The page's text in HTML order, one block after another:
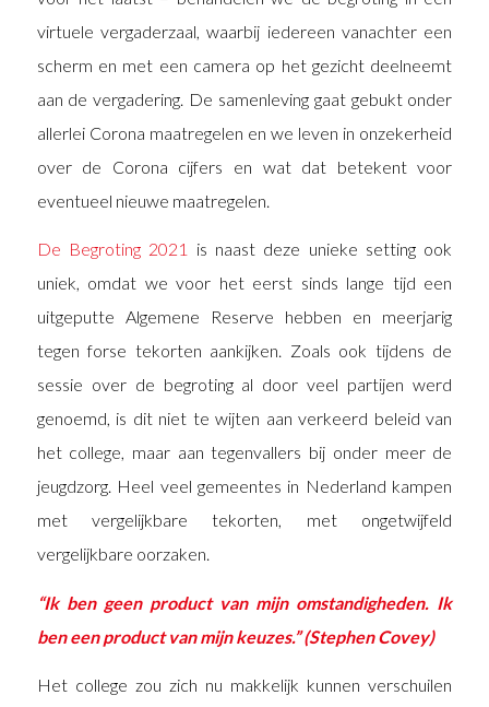
virtuele vergaderzaal, waarbij iedereen vanachter een
scherm en met een camera op het gezicht deelneemt
aan de vergadering. De samenleving gaat gebukt onder
allerlei Corona maatregelen en we leven in onzekerheid
over de Corona cijfers en wat dat betekent voor
eventueel nieuwe maatregelen.
De Begroting 2021
is naast deze unieke setting ook
uniek, omdat we voor het eerst sinds lange tijd een
uitgeputte Algemene Reserve hebben en meerjarig
tegen forse tekorten aankijken. Zoals ook tijdens de
sessie over de begroting al door veel partijen werd
genoemd, is dit niet te wijten aan verkeerd beleid van
het college, maar aan tegenvallers bij onder meer de
jeugdzorg. Heel veel gemeentes in Nederland kampen
met vergelijkbare tekorten, met ongetwijfeld
vergelijkbare oorzaken.
“Ik ben geen product van mijn omstandigheden. Ik
ben een product van mijn keuzes.” (Stephen Covey)
Het college zou zich nu makkelijk kunnen verschuilen